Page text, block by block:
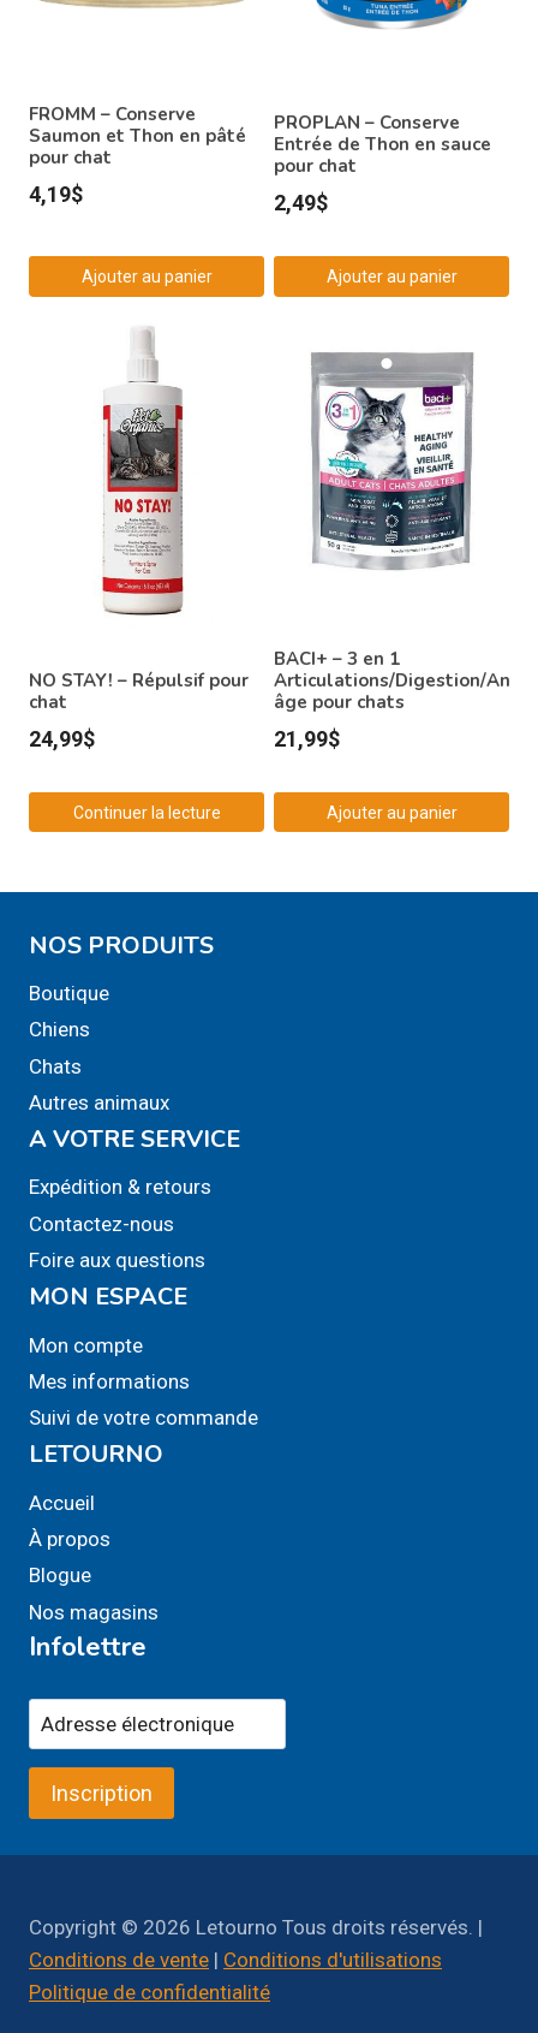
FROMM – Conserve
Saumon et Thon en pâté
pour chat
4,19$
Ajouter au panier
PROPLAN – Conserve
Entrée de Thon en sauce
pour chat
2,49$
Ajouter au panier
NO STAY! – Répulsif pour
chat
24,99$
Continuer la lecture
BACI+ – 3 en 1
Articulations/Digestion/Anti-
âge pour chats
21,99$
Ajouter au panier
NOS PRODUITS
Boutique
Chiens
Chats
Autres animaux
A VOTRE SERVICE
Expédition & retours
Contactez-nous
Foire aux questions
MON ESPACE
Mon compte
Mes informations
Suivi de votre commande
LETOURNO
Accueil
À propos
Blogue
Nos magasins
Infolettre
Inscription
Copyright © 2026 Letourno Tous droits réservés. |
Conditions de vente | Conditions d'utilisations
Politique de confidentialité